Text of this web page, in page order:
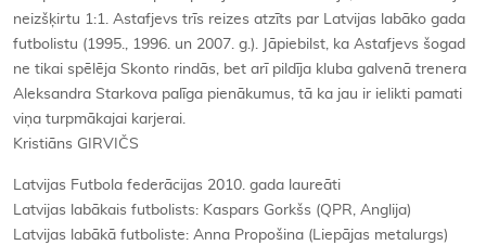
neizšķirtu 1:1. Astafjevs trīs reizes atzīts par Latvijas labāko gada
futbolistu (1995., 1996. un 2007. g.). Jāpiebilst, ka Astafjevs šogad
ne tikai spēlēja Skonto rindās, bet arī pildīja kluba galvenā trenera
Aleksandra Starkova palīga pienākumus, tā ka jau ir ielikti pamati
viņa turpmākajai karjerai.
Kristiāns GIRVIČS
Latvijas Futbola federācijas 2010. gada laureāti
Latvijas labākais futbolists: Kaspars Gorkšs (QPR, Anglija)
Latvijas labākā futboliste: Anna Propošina (Liepājas metalurgs)